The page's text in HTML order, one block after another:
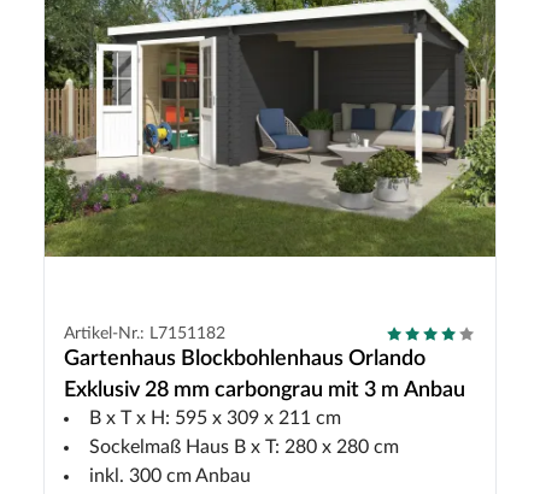
Artikel-Nr.: L7151182
Gartenhaus Blockbohlenhaus Orlando
Exklusiv 28 mm carbongrau mit 3 m Anbau
B x T x H: 595 x 309 x 211 cm
Sockelmaß Haus B x T: 280 x 280 cm
inkl. 300 cm Anbau